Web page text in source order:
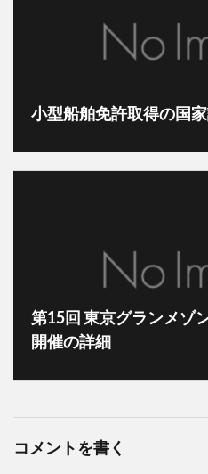
小型船舶免許取得の国
第15回 東京グランメゾ
開催の詳細
コメントを書く